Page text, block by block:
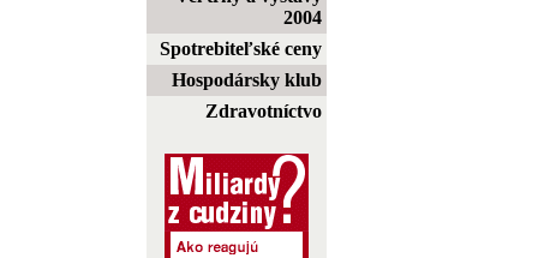
2004
Spotrebiteľské ceny
Hospodársky klub
Zdravotníctvo